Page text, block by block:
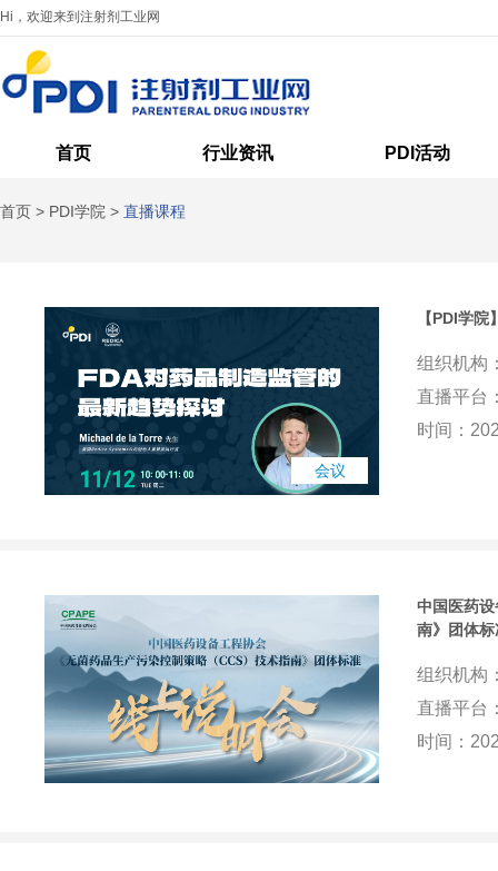
Hi，欢迎来到注射剂工业网
首页 行业资讯 PDI活动
首页 > PDI学院 > 直播课程
会议
【PDI学
组织机构
直播平台
时间：
中国医药
南》团体
组织机构
直播平台
时间：